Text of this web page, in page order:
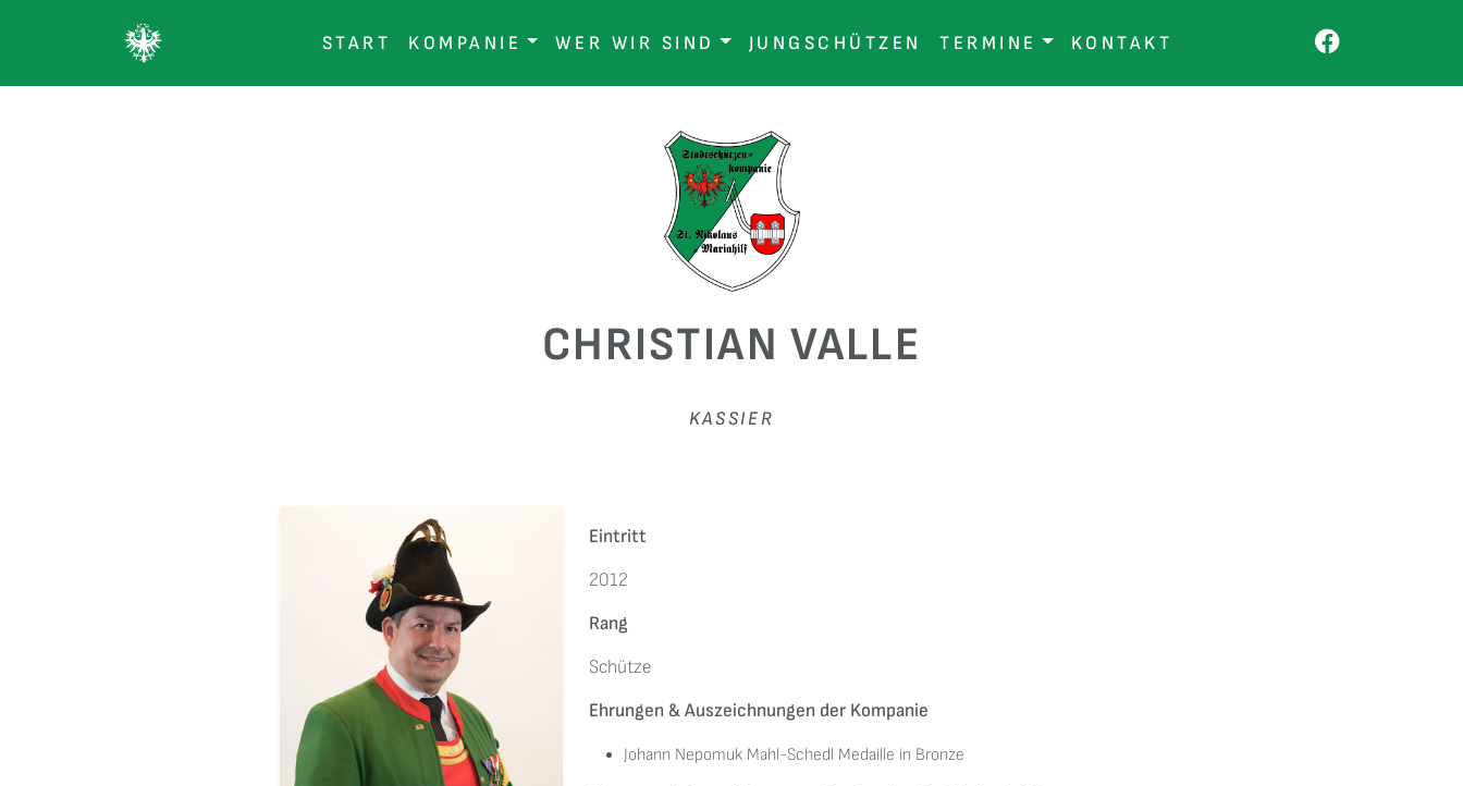
START KOMPANIE WER WIR SIND JUNGSCHÜTZEN TERMINE KONTAKT
CHRISTIAN VALLE
KASSIER
Eintritt
2012
Rang
Schütze
Ehrungen & Auszeichnungen der Kompanie
Johann Nepomuk Mahl-Schedl Medaille in Bronze